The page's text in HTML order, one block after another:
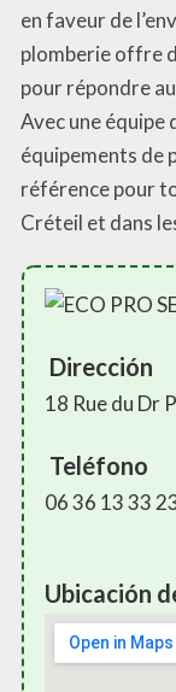
en faveur de
plomberie offre
pour répondre
Avec une équipe
équipements de
référence pour
Créteil et dans
Dirección
18 Rue du Dr
Teléfono
06 36 13 33
Ubicación